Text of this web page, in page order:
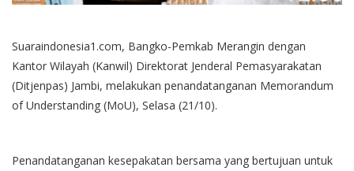
Suaraindonesia1.com, Bangko-Pemkab Merangin dengan
Kantor Wilayah (Kanwil) Direktorat Jenderal Pemasyarakatan
(Ditjenpas) Jambi, melakukan penandatanganan Memorandum
of Understanding (MoU), Selasa (21/10).
Penandatanganan kesepakatan bersama yang bertujuan untuk